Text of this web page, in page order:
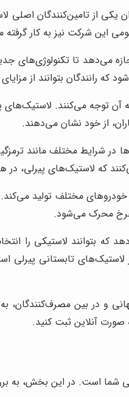
یکی از تامین‌کنندگان اصلی
این شرکت نیز به کار
می‌دهد تا
رانندگان بتوانند از
آن توجه می‌کنند.
از خود نشان می‌دهند.
در شرایط مختلف مانند
که لاستیک‌های پیرلی، در
خودروهای مختلف تولید
که بتوانند لاستیکی
تابستانی پیرلی
و در بین
آنلاین ثبت کنید.
شما است. در این بخش، به